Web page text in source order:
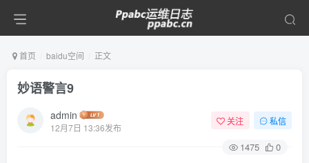
首页 baidu空间 正文
妙语警言9
admin
12月7日 13:36发布
关注 私信
1475 0